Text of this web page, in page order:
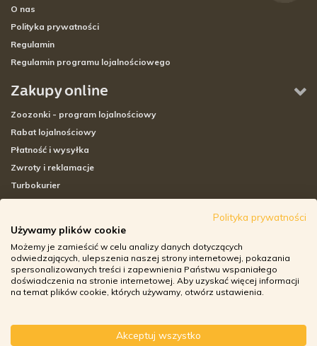
O nas
Polityka prywatności
Regulamin
Regulamin programu lojalnościowego
Zakupy online
Zoozonki - program lojalnościowy
Rabat lojalnościowy
Płatność i wysyłka
Zwroty i reklamacje
Turbokurier
Adresy sklepów stacjonarnych
Godziny otwarcia sklepów
Aplikacja zoozone.pl
Zwroty i reklamacje
Polityka prywatności
Używamy plików cookie
Możemy je zamieścić w celu analizy danych dotyczących
odwiedzających, ulepszenia naszej strony internetowej, pokazania
spersonalizowanych treści i zapewnienia Państwu wspaniałego
doświadczenia na stronie internetowej. Aby uzyskać więcej informacji
na temat plików cookie, których używamy, otwórz ustawienia.
Akceptuj wszystko